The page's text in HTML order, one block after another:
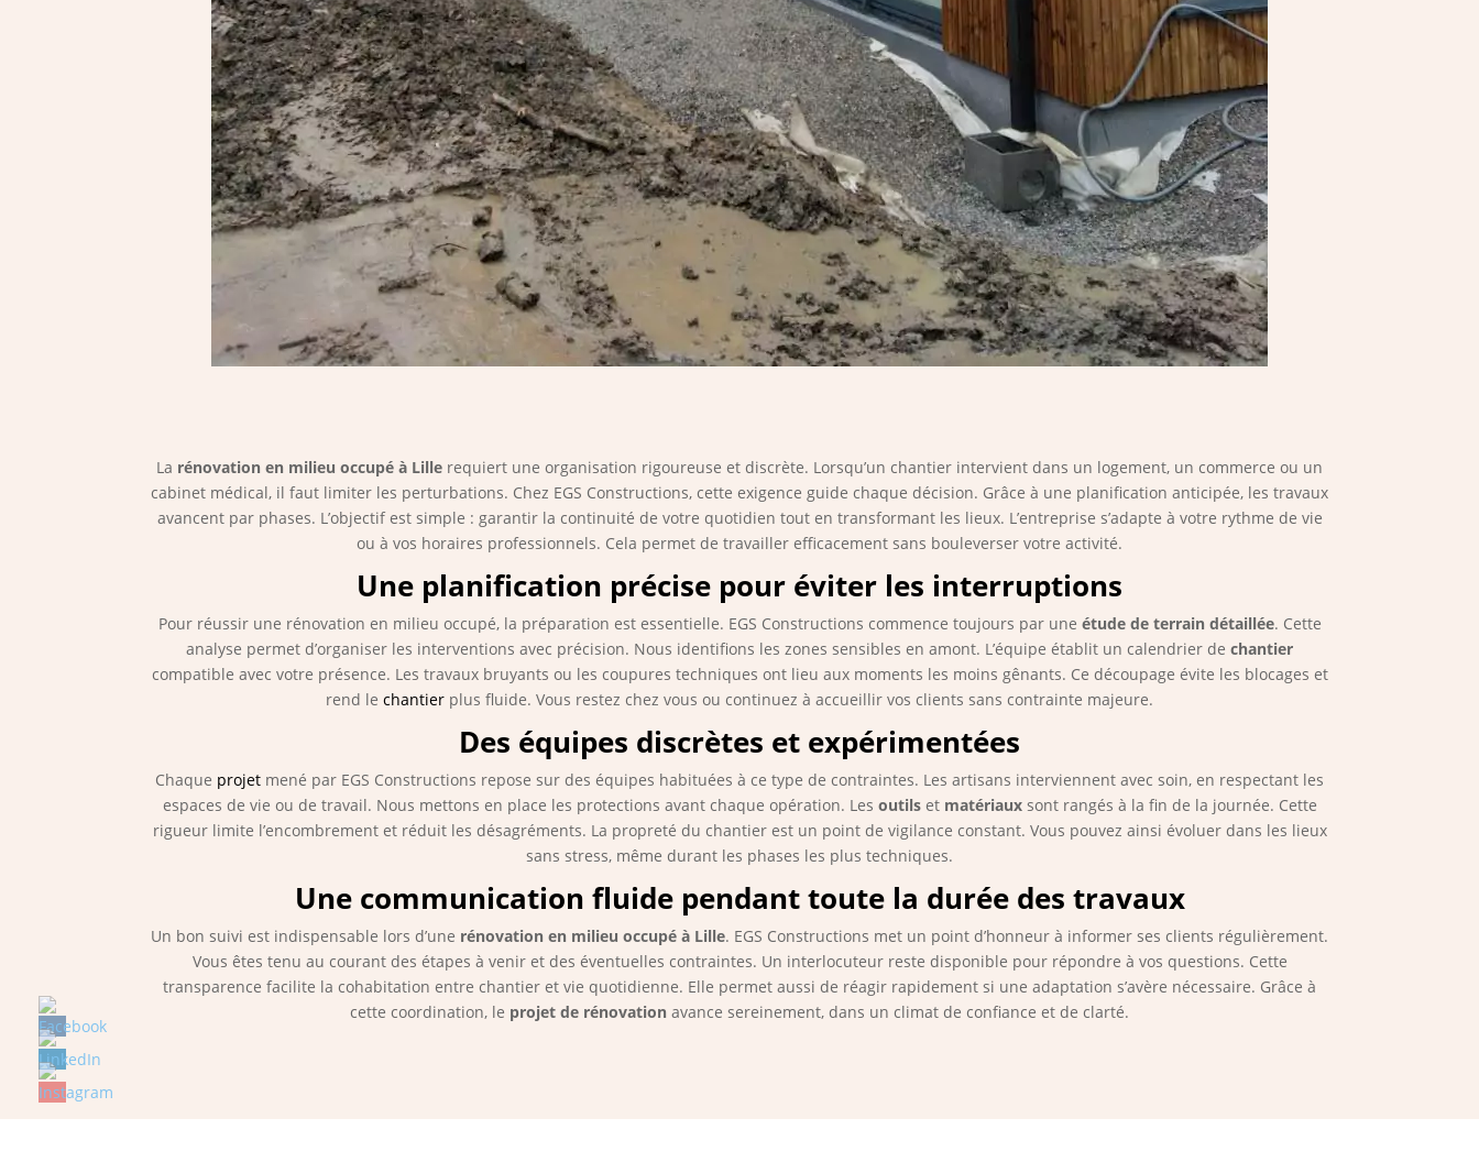
La rénovation en milieu occupé à Lille requiert une organisation rigoureuse et discrète. Lorsqu’un chantier intervient dans un logement, un commerce ou un
cabinet médical, il faut limiter les perturbations. Chez EGS Constructions, cette exigence guide chaque décision. Grâce à une planification anticipée, les travaux
avancent par phases. L’objectif est simple : garantir la continuité de votre quotidien tout en transformant les lieux. L’entreprise s’adapte à votre rythme de vie
ou à vos horaires professionnels. Cela permet de travailler efficacement sans bouleverser votre activité.
Une planification précise pour éviter les interruptions
Pour réussir une rénovation en milieu occupé, la préparation est essentielle. EGS Constructions commence toujours par une étude de terrain détaillée. Cette
analyse permet d’organiser les interventions avec précision. Nous identifions les zones sensibles en amont. L’équipe établit un calendrier de chantier
compatible avec votre présence. Les travaux bruyants ou les coupures techniques ont lieu aux moments les moins gênants. Ce découpage évite les blocages et
rend le chantier plus fluide. Vous restez chez vous ou continuez à accueillir vos clients sans contrainte majeure.
Des équipes discrètes et expérimentées
Chaque projet mené par EGS Constructions repose sur des équipes habituées à ce type de contraintes. Les artisans interviennent avec soin, en respectant les
espaces de vie ou de travail. Nous mettons en place les protections avant chaque opération. Les outils et matériaux sont rangés à la fin de la journée. Cette
rigueur limite l’encombrement et réduit les désagréments. La propreté du chantier est un point de vigilance constant. Vous pouvez ainsi évoluer dans les lieux
sans stress, même durant les phases les plus techniques.
Une communication fluide pendant toute la durée des travaux
Un bon suivi est indispensable lors d’une rénovation en milieu occupé à Lille. EGS Constructions met un point d’honneur à informer ses clients régulièrement.
Vous êtes tenu au courant des étapes à venir et des éventuelles contraintes. Un interlocuteur reste disponible pour répondre à vos questions. Cette
transparence facilite la cohabitation entre chantier et vie quotidienne. Elle permet aussi de réagir rapidement si une adaptation s’avère nécessaire. Grâce à
cette coordination, le projet de rénovation avance sereinement, dans un climat de confiance et de clarté.